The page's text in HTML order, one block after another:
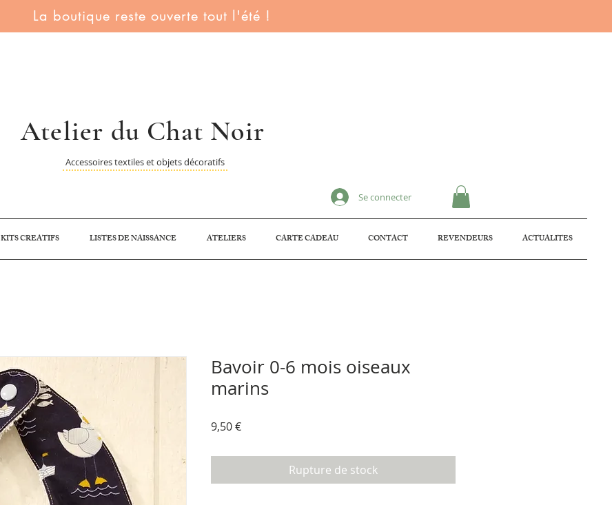
La boutique reste ouverte tout l'été !
Atelier du Chat Noir
Accessoires textiles et objets décoratifs
Se connecter
KITS CREATIFS LISTES DE NAISSANCE ATELIERS CARTE CADEAU CONTACT REVENDEURS ACTUALITES
Bavoir 0-6 mois oiseaux
marins
9,50 €Prix
Rupture de stock